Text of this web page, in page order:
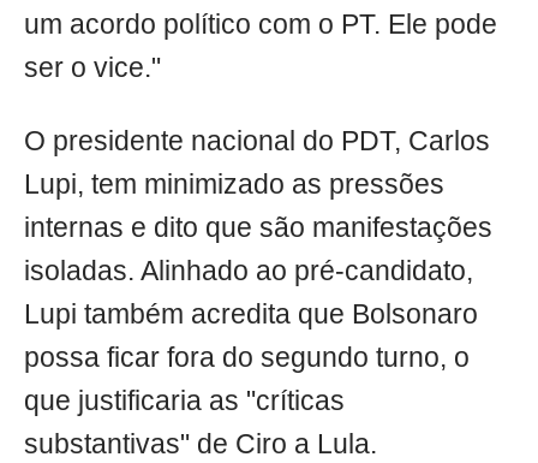
um acordo político com o PT. Ele pode
ser o vice."
O presidente nacional do PDT, Carlos
Lupi, tem minimizado as pressões
internas e dito que são manifestações
isoladas. Alinhado ao pré-candidato,
Lupi também acredita que Bolsonaro
possa ficar fora do segundo turno, o
que justificaria as "críticas
substantivas" de Ciro a Lula.